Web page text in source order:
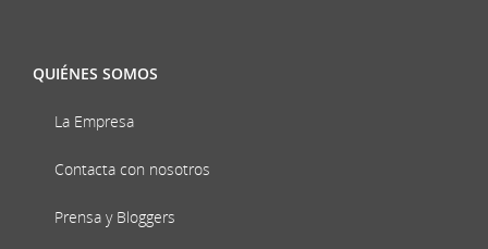
QUIÉNES SOMOS
La Empresa
Contacta con nosotros
Prensa y Bloggers